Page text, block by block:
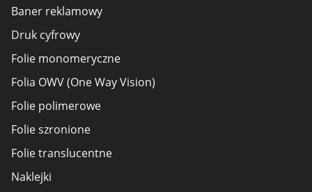
Baner reklamowy
Druk cyfrowy
Folie monomeryczne
Folia OWV (One Way Vision)
Folie polimerowe
Folie szronione
Folie translucentne
Naklejki